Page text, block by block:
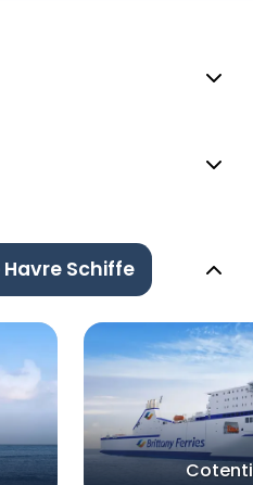
Schiffe